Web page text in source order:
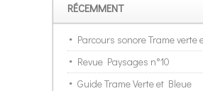
RÉCEMMENT
Parcours sonore Trame verte
Revue Paysages n°10
Guide Trame Verte et Bleue